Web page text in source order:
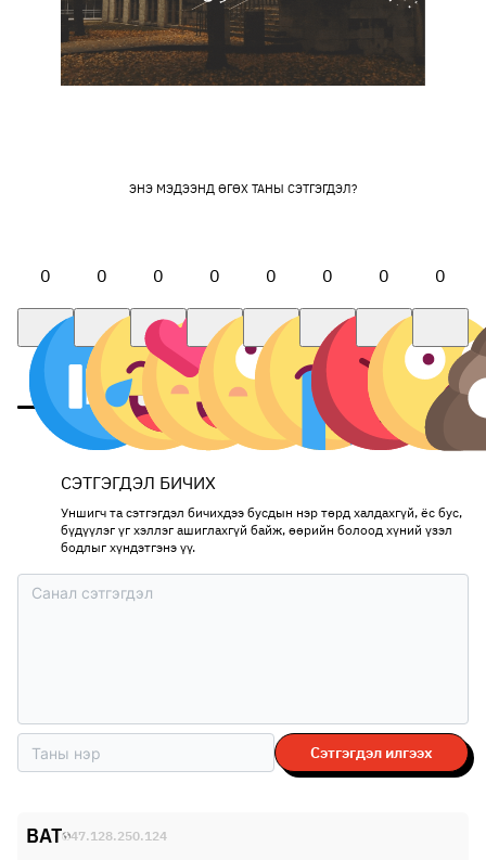
ЭНЭ МЭДЭЭНД ӨГӨХ ТАНЫ СЭТГЭГДЭЛ?
0 0 0 0 0 0 0 0
СЭТГЭГДЭЛ БИЧИХ
Уншигч та сэтгэгдэл бичихдээ бусдын нэр төрд халдахгүй, ёс бус,
бүдүүлэг үг хэллэг ашиглахгүй байж, өөрийн болоод хүний үзэл
бодлыг хүндэтгэнэ үү.
Сэтгэгдэл илгээх
BAT 47.128.250.124